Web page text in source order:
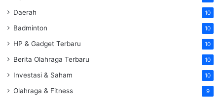
Daerah 10
Badminton 10
HP & Gadget Terbaru 10
Berita Olahraga Terbaru 10
Investasi & Saham 10
Olahraga & Fitness 9